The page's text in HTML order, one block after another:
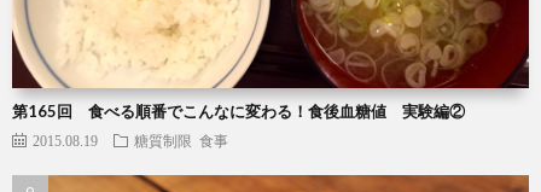
第165回 食べる順番でこんなに変わる！食後血糖値 実験編②
2015.08.19 糖質制限 食事